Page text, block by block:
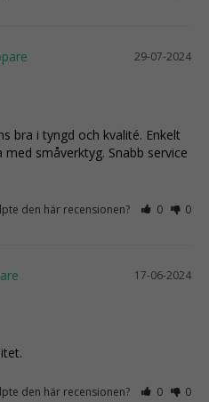
29-07-2024
bra i tyngd och kvalité. Enkelt
småverktyg. Snabb service
den här recensionen? 0 0
17-06-2024
den här recensionen? 0 0